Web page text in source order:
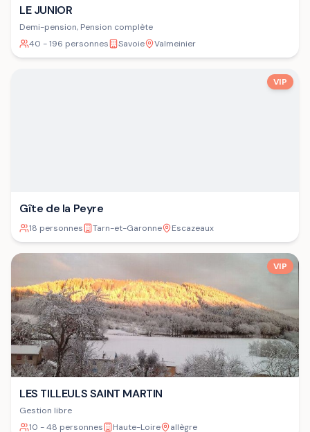
LE JUNIOR
Demi-pension, Pension complète
40 - 196 personnes
Savoie Valmeinier
VIP
Gîte de la Peyre
18 personnes Tarn-et-Garonne Escazeaux
VIP
LES TILLEULS SAINT MARTIN
Gestion libre
10 - 48 personnes
Haute-Loire allègre